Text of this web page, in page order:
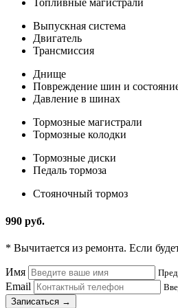
Топливные магистрали
Выпускная система
Двигатель
Трансмиссия
Днище
Повреждение шин и
Давление в шинах
Тормозные магистрали
Тормозные колодки
Тормозные диски
Педаль тормоза
Стояночный тормоз
990 руб.
* Вычитается из ремонта. Если
Имя
Email
Записаться →